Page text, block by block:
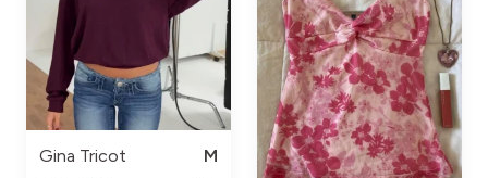
Gina Tricot
M